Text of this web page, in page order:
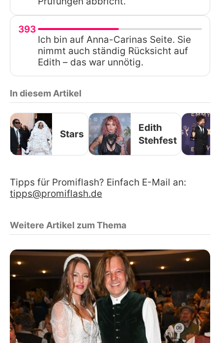
393
Ich bin auf Anna-Carinas Seite. Sie
nimmt auch ständig Rücksicht auf
Edith – das war unnötig.
In diesem Artikel
Stars
Edith
Stehfest
Tipps für Promiflash? Einfach E-Mail an:
tipps@promiflash.de
Weitere Artikel zum Thema